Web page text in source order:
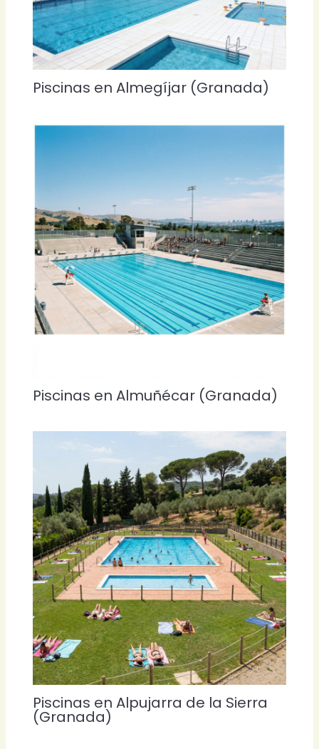
Piscinas en Almegíjar (Granada)
Piscinas en Almuñécar (Granada)
Piscinas en Alpujarra de la Sierra
(Granada)